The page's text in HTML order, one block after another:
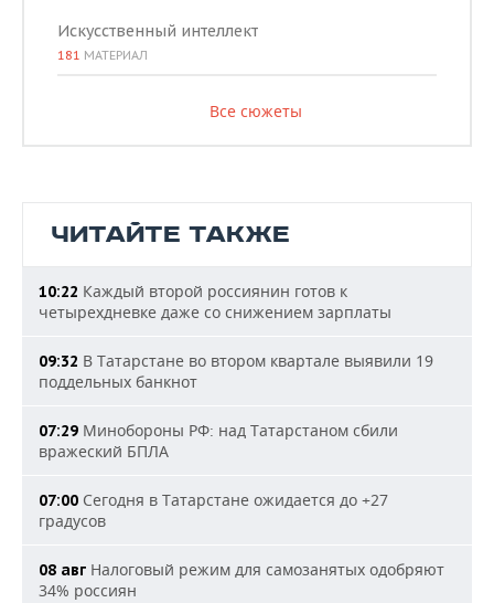
Искусственный интеллект
181 МАТЕРИАЛ
Все сюжеты
ЧИТАЙТЕ ТАКЖЕ
10:22 Каждый второй россиянин готов к
четырехдневке даже со снижением зарплаты
09:32 В Татарстане во втором квартале выявили 19
поддельных банкнот
07:29 Минобороны РФ: над Татарстаном сбили
вражеский БПЛА
07:00 Сегодня в Татарстане ожидается до +27
градусов
08 авг Налоговый режим для самозанятых одобряют
34% россиян